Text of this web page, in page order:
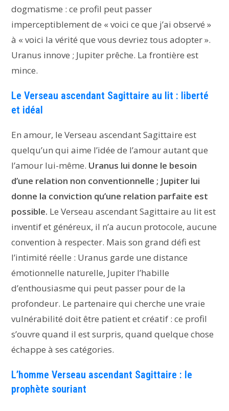
dogmatisme : ce profil peut passer
imperceptiblement de « voici ce que j’ai observé »
à « voici la vérité que vous devriez tous adopter ».
Uranus innove ; Jupiter prêche. La frontière est
mince.
Le Verseau ascendant Sagittaire au lit : liberté
et idéal
En amour, le Verseau ascendant Sagittaire est
quelqu’un qui aime l’idée de l’amour autant que
l’amour lui-même. Uranus lui donne le besoin
d’une relation non conventionnelle ; Jupiter lui
donne la conviction qu’une relation parfaite est
possible. Le Verseau ascendant Sagittaire au lit est
inventif et généreux, il n’a aucun protocole, aucune
convention à respecter. Mais son grand défi est
l’intimité réelle : Uranus garde une distance
émotionnelle naturelle, Jupiter l’habille
d’enthousiasme qui peut passer pour de la
profondeur. Le partenaire qui cherche une vraie
vulnérabilité doit être patient et créatif : ce profil
s’ouvre quand il est surpris, quand quelque chose
échappe à ses catégories.
L’homme Verseau ascendant Sagittaire : le
prophète souriant